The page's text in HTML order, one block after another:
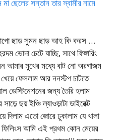
সন্তান তার স্বামীর নামে
ছাড় সুমন ছাড় আহ কি করস …
চেটে যাচ্ছি, সাথে ফিঙ্গারিং
আমার মুখের মধ্যে বাট নো অরগাজম
ফেললাম আর ননস্টপ চাটতে
ডেস্টিনেশনের জন্য তৈরি হলাম
ছয় ইঞ্চি ল্যাওড়াটা ডাইরেক্ট
দিলাম এতো জোরে ঢুকালাম যে খালা
আমি এই প্রথম কোন মেয়ের